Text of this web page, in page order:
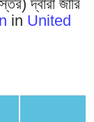
দ্বারা জারি
in United